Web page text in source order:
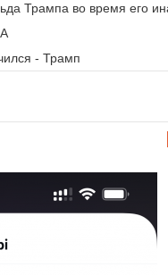
Трампа во время его
- Трамп